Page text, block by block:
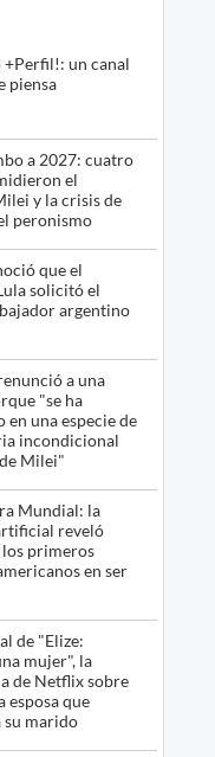
+Perfil!: un canal
piensa
a 2027: cuatro
el
y la crisis de
peronismo
que el
solicitó el
argentino
a una
"se ha
una especie de
incondicional
Milei"
Mundial: la
reveló
los primeros
en ser
de "Elize:
mujer", la
de Netflix sobre
esposa que
su marido